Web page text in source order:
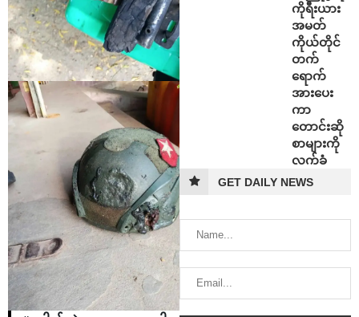
ကိုရီးယား
အမတ်
ကိုယ်တိုင်
တက်
ရောက်
အားပေး
ကာ
တောင်းဆို
စာများကို
လက်ခံ
GET DAILY NEWS